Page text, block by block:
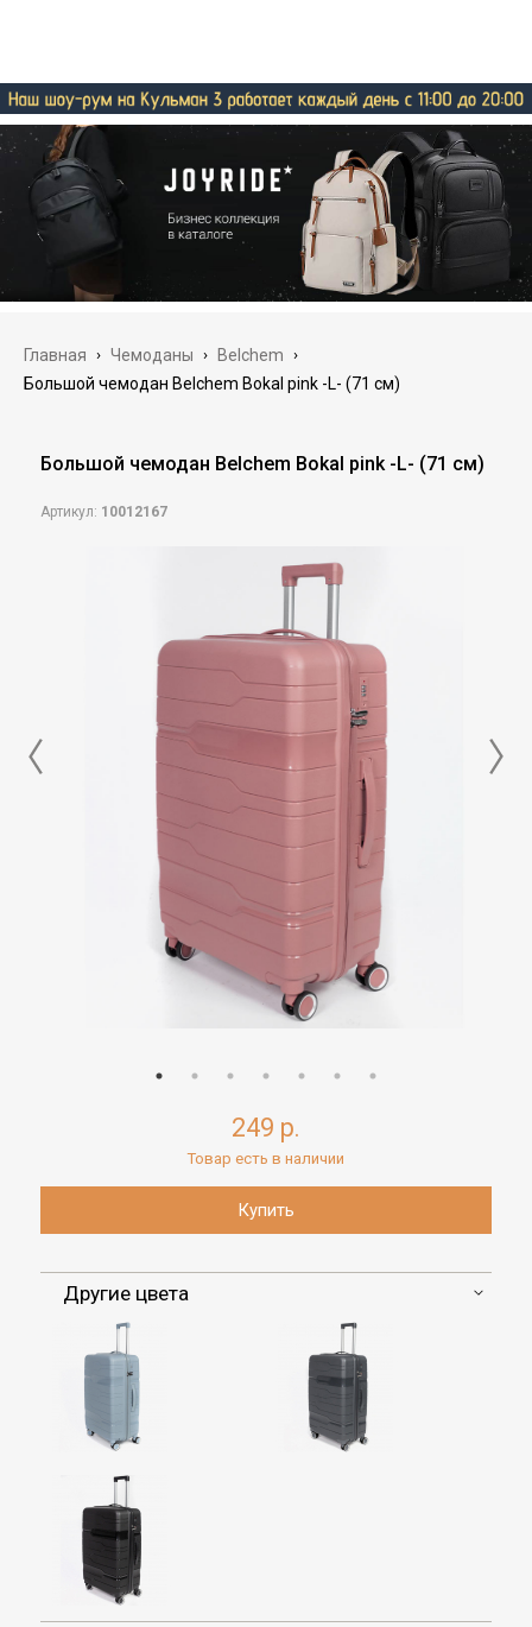
Главная › Чемоданы › Belchem ›
Большой чемодан Belchem Bokal pink -L- (71 см)
Большой чемодан Belchem Bokal pink -L- (71 см)
Артикул: 10012167
249 р.
Товар есть в наличии
Другие цвета